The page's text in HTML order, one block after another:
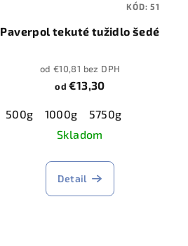
Paverpol tekuté tužidlo šedé
od €10,81 bez DPH
od €13,30
500g 1000g
5750g
Skladom
Detail
KÓD:51